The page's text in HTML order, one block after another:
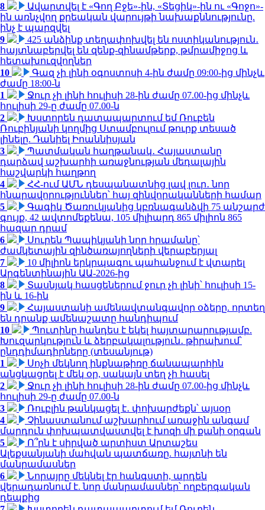
8
Ավարտվել է «Գող Բջե»-ին, «Տեցիկ»-ին ու «Գոջո»-
ին առնչվող քրեական վարույթի նախաքննությունը.
ինչ է պարզվել
9
425 անձինք տեղափոխվել են ոստիկանություն․
հայտնաբերվել են զենք-զինամթերք, թմրամիջոց և
հետախուզվողներ
10
Գազ չի լինի օգոստոսի 4-ին ժամը 09:00-ից մինչև
ժամը 18:00-ն
1
Ջուր չի լինի հուլիսի 28-ին ժամը 07.00-ից մինչև
հուլիսի 29-ը ժամը 07.00-ն
2
Խստորեն դատապարտում եմ Ռուբեն
Ռուբինյանի կողմից Ստամբուլում թուրք տեսած
լինելը. Դանիել Իոաննիսյան
3
Պատմական հաղթանակ․ Հայաստանը
դարձավ աշխարհի առաջնության մեդալային
հաշվարկի հաղթող
4
ՀՀ-ում ԱՄՆ դեսպանատնից լավ լուր․ նոր
հնարավորություններ՝ հայ զինվորականների համար
5
Գագիկ Ծառուկյանից կբռնագանձվի 75 անշարժ
գույք, 42 ավտոմեքենա, 105 միլիարդ 865 միլիոն 865
հազար դրամ
6
Սուրեն Պապիկյանի նոր հրամանը՝
ժամկետային զինծառայողների վերաբերյալ
7
10 միլիոն երկրպագու պահանջում է վտարել
Արգենտինային ԱԱ-2026-ից
8
Տասնյակ հասցեներում ջուր չի լինի՝ հուլիսի 15-
ին և 16-ին
9
Հայաստանի ամենավտանգավոր օձերը. որտեղ
են դրանք ամենաշատը հանդիպում
10
Պուտինը հանդես է եկել հայտարարությամբ.
Խուզարկություն և ձերբակալություն․ թիրախում՝
ընդդիմադիրները (տեսանյութ)
1
Սոչի մեկնող ինքնաթիռը ճանապարհին
անցկացրել է մեկ օր, սակայն տեղ չի հասել
2
Ջուր չի լինի հուլիսի 28-ին ժամը 07.00-ից մինչև
հուլիսի 29-ը ժամը 07.00-ն
3
Ռուբլին թանկացել է․ փոխարժեքն՝ այսօր
4
Չինաստանում աշխարհում առաջին անգամ
մարդուն փոխպատվաստվել է խոզի մի քանի օրգան
5
Ո՞րն է սիրված արտիստ Արտաշես
Ալեքսանյանի մահվան պատճառը. հայտնի են
մանրամասներ
6
Նորայրը մեկնել էր հանգստի, արդեն
վերադառնում է. նոր մանրամասներ՝ ողբերգական
դեպքից